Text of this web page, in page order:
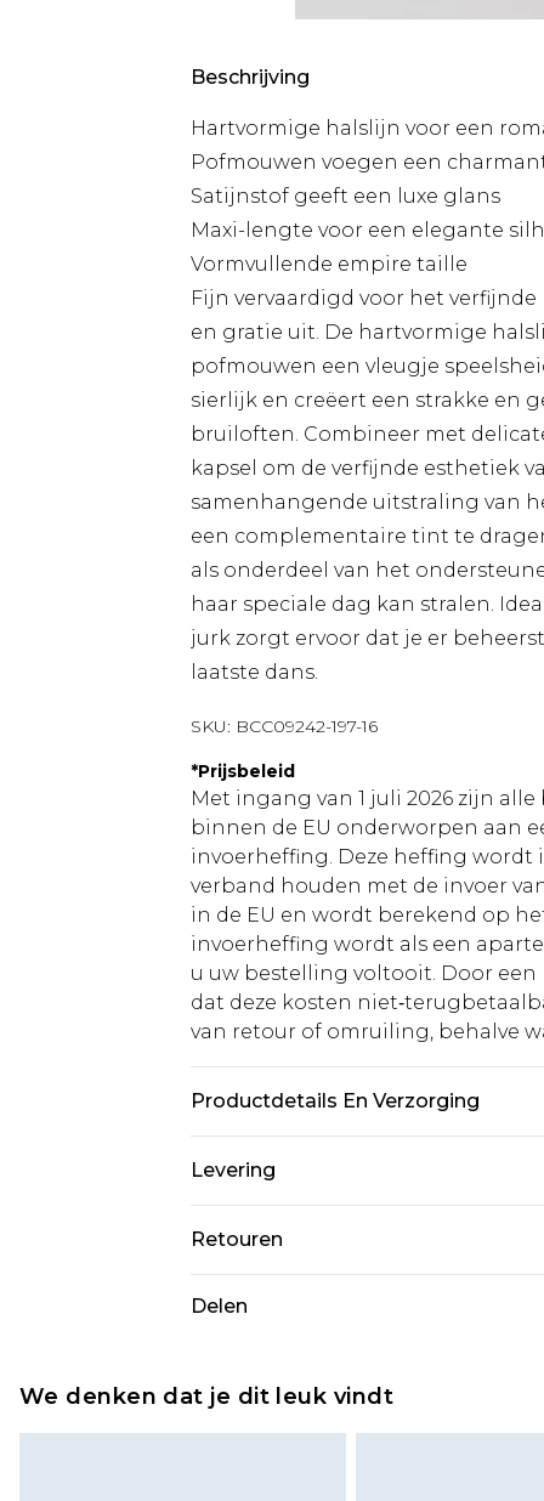
Beschrijving
Hartvormige halslijn voor een
Pofmouwen voegen een
Satijnstof geeft een luxe glans
Maxi-lengte voor een elegante
Vormvullende empire taille
Fijn vervaardigd voor het
en gratie uit. De hartvormige
pofmouwen een vleugje
sierlijk en creëert een strakke en
bruiloften. Combineer met
kapsel om de verfijnde esthetiek
samenhangende uitstraling van
een complementaire tint te
als onderdeel van het
haar speciale dag kan stralen.
jurk zorgt ervoor dat je er
laatste dans.
SKU: BCC09242-197-16
*Prijsbeleid
Met ingang van 1 juli 2026 zijn
binnen de EU onderworpen aan
invoerheffing. Deze heffing
verband houden met de invoer
in de EU en wordt berekend op
invoerheffing wordt als een
u uw bestelling voltooit. Door
dat deze kosten
van retour of omruiling, behalve
Productdetails En Verzorging
Lengte vanaf SNP 155 cm. Model
Levering
Standaardlevering Nederland
Expressdienst Nederland
Retouren
wordt gebracht op uw
Delen
We denken dat je dit leuk vindt